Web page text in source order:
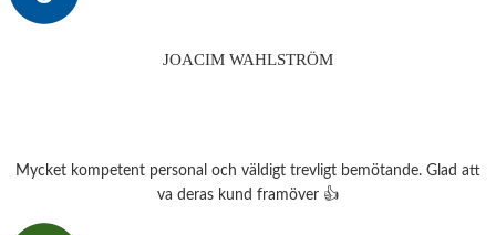
JOACIM WAHLSTRÖM
Mycket kompetent personal och väldigt trevligt bemötande. Glad att
va deras kund framöver 👍